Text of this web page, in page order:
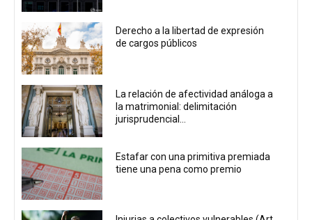
Derecho a la libertad de expresión
de cargos públicos
La relación de afectividad análoga a
la matrimonial: delimitación
jurisprudencial...
Estafar con una primitiva premiada
tiene una pena como premio